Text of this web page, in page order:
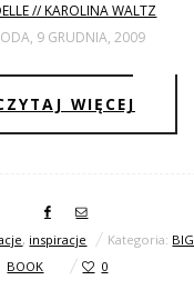
// KAROLINA WALTZ
9 GRUDNIA, 2009
WIĘCEJ
, inspiracje Kategoria: BIG
BOOK
0